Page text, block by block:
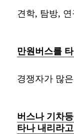
견학, 탐방,
만원버스를
경쟁자가 많
버스나 기차
타나 내리라